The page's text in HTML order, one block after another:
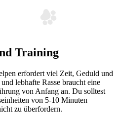
Training
erfordert viel Zeit, Geduld und
lebhafte Rasse braucht eine
von Anfang an. Du solltest
von 5-10 Minuten
zu überfordern.